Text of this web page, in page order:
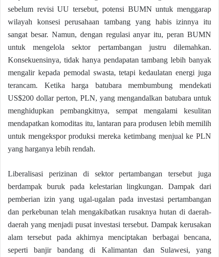
sebelum revisi UU tersebut, potensi BUMN untuk menggarap
wilayah konsesi perusahaan tambang yang habis izinnya itu
sangat besar. Namun, dengan regulasi anyar itu, peran BUMN
untuk mengelola sektor pertambangan justru dilemahkan.
Konsekuensinya, tidak hanya pendapatan tambang lebih banyak
mengalir kepada pemodal swasta, tetapi kedaulatan energi juga
terancam. Ketika harga batubara membumbung mendekati
US$200 dollar perton, PLN, yang mengandalkan batubara untuk
menghidupkan pembangkitnya, sempat mengalami kesulitan
mendapatkan komoditas itu, lantaran para produsen lebih memilih
untuk mengekspor produksi mereka ketimbang menjual ke PLN
yang harganya lebih rendah.
Liberalisasi perizinan di sektor pertambangan tersebut juga
berdampak buruk pada kelestarian lingkungan. Dampak dari
pemberian izin yang ugal-ugalan pada investasi pertambangan
dan perkebunan telah mengakibatkan rusaknya hutan di daerah-
daerah yang menjadi pusat investasi tersebut. Dampak kerusakan
alam tersebut pada akhirnya menciptakan berbagai bencana,
seperti banjir bandang di Kalimantan dan Sulawesi, yang